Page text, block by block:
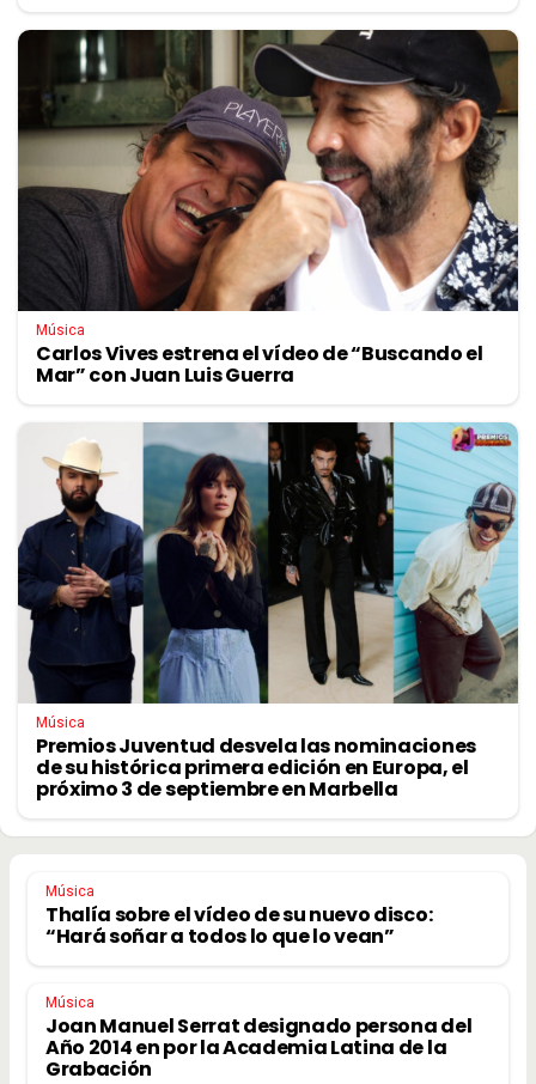
Música
Carlos Vives estrena el vídeo de “Buscando el
Mar” con Juan Luis Guerra
Música
Premios Juventud desvela las nominaciones
de su histórica primera edición en Europa, el
próximo 3 de septiembre en Marbella
Música
Thalía sobre el vídeo de su nuevo disco:
“Hará soñar a todos lo que lo vean”
Música
Joan Manuel Serrat designado persona del
Año 2014 en por la Academia Latina de la
Grabación